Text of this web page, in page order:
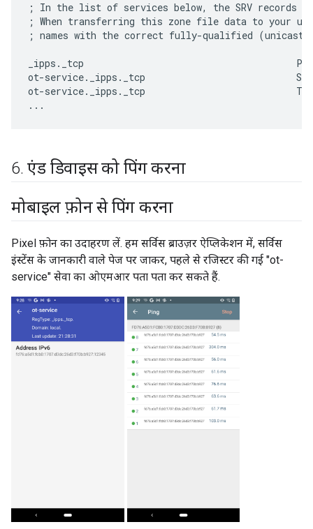
; In the list of services below, the SRV records
; When transferring this zone file data to your
; names with the correct fully-qualified
_ipps._tcp                                      PTR
ot-service._ipps._tcp                           SRV
ot-service._ipps._tcp
6. एंड डिवाइस को पिंग करना
मोबाइल फ़ोन से पिंग करना
Pixel फ़ोन का उदाहरण लें. हम सर्विस ब्राउज़र ऐप्लिकेशन में, सर्विस
इंस्टेंस के जानकारी वाले पेज पर जाकर, पहले से रजिस्टर की गई "ot-
service" सेवा का ओएमआर पता पता कर सकते हैं.